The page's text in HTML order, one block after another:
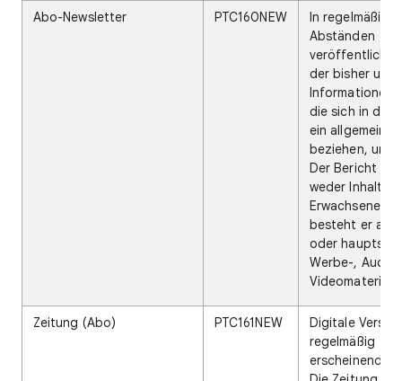
Abo-Newsletter PTC160NEW
In
Abständen
der bisher
Informationen
die sich in der
ein
beziehen, und
Der Bericht
weder Inhalte
Erwachsene
besteht er
oder
Werbe-,
Videomaterial.
Zeitung (Abo) PTC161NEW
Digitale
regelmäßig
erscheinenden